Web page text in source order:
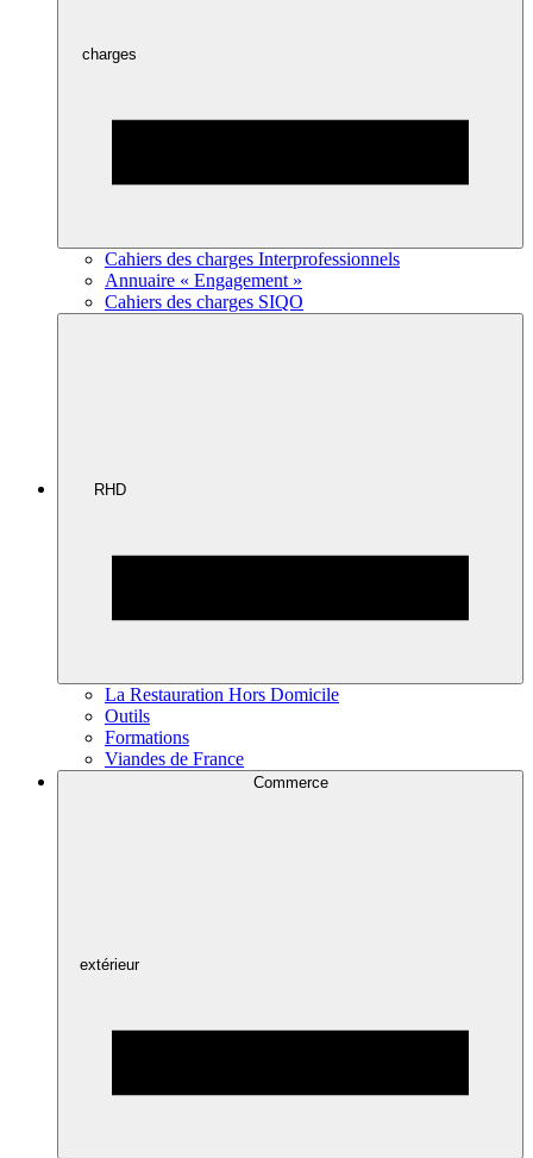
charges
Cahiers des charges Interprofessionnels
Annuaire « Engagement »
Cahiers des charges SIQO
RHD
La Restauration Hors Domicile
Outils
Formations
Viandes de France
Commerce
extérieur